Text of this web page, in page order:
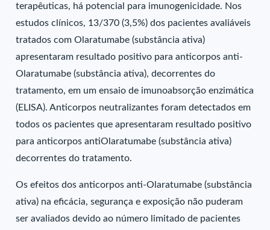
terapêuticas, há potencial para imunogenicidade. Nos
estudos clínicos, 13/370 (3,5%) dos pacientes avaliáveis
tratados com Olaratumabe (substância ativa)
apresentaram resultado positivo para anticorpos anti-
Olaratumabe (substância ativa), decorrentes do
tratamento, em um ensaio de imunoabsorção enzimática
(ELISA). Anticorpos neutralizantes foram detectados em
todos os pacientes que apresentaram resultado positivo
para anticorpos antiOlaratumabe (substância ativa)
decorrentes do tratamento.
Os efeitos dos anticorpos anti-Olaratumabe (substância
ativa) na eficácia, segurança e exposição não puderam
ser avaliados devido ao número limitado de pacientes